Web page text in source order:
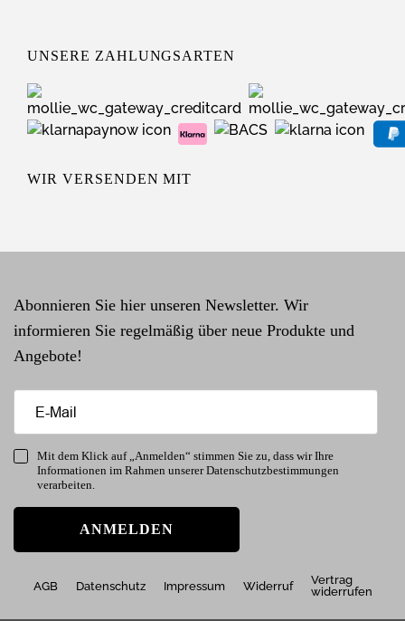
UNSERE ZAHLUNGSARTEN
WIR VERSENDEN MIT
Abonnieren Sie hier unseren Newsletter. Wir
informieren Sie regelmäßig über neue Produkte und
Angebote!
Mit dem Klick auf „Anmelden“ stimmen Sie zu, dass wir Ihre
Informationen im Rahmen unserer Datenschutzbestimmungen
verarbeiten.
ANMELDEN
AGB Datenschutz Impressum Widerruf
Vertrag
widerrufen